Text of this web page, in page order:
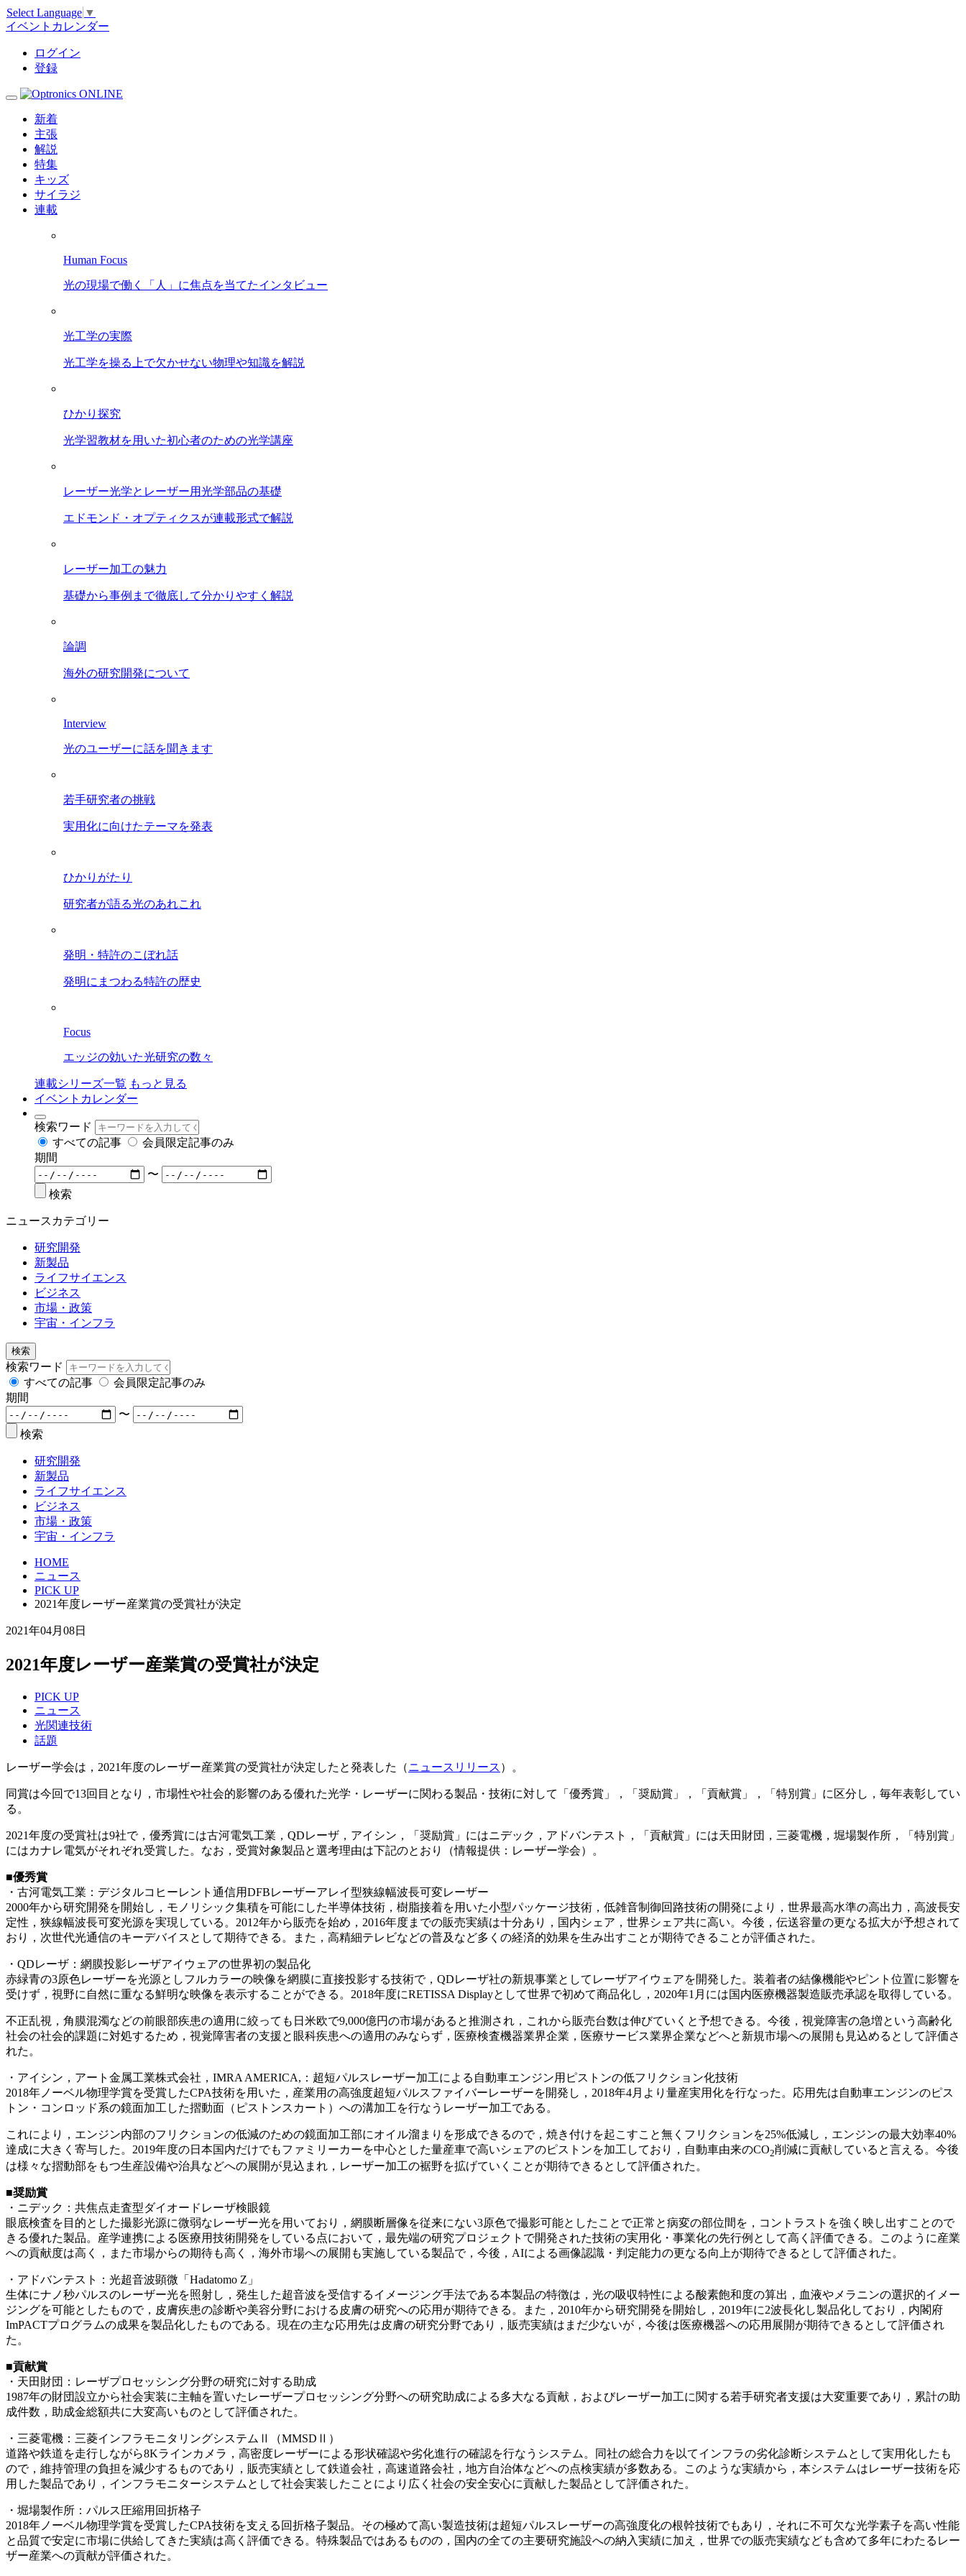
Select Language ▼
イベントカレンダー
ログイン
登録
新着
主張
解説
特集
キッズ
サイラジ
連載
Human Focus
光の現場で働く「人」に焦点を当てたインタビュー
光工学の実際
光工学を操る上で欠かせない物理や知識を解説
ひかり探究
光学習教材を用いた初心者のための光学講座
レーザー光学とレーザー用光学部品の基礎
エドモンド・オプティクスが連載形式で解説
レーザー加工の魅力
基礎から事例まで徹底して分かりやすく解説
論調
海外の研究開発について
Interview
光のユーザーに話を聞きます
若手研究者の挑戦
実用化に向けたテーマを発表
ひかりがたり
研究者が語る光のあれこれ
発明・特許のこぼれ話
発明にまつわる特許の歴史
Focus
エッジの効いた光研究の数々
連載シリーズ一覧 もっと見る
イベントカレンダー
検索ワード
すべての記事
会員限定記事のみ
期間
〜
検索
ニュースカテゴリー
研究開発
新製品
ライフサイエンス
ビジネス
市場・政策
宇宙・インフラ
検索
検索ワード
すべての記事
会員限定記事のみ
期間
〜
検索
研究開発
新製品
ライフサイエンス
ビジネス
市場・政策
宇宙・インフラ
HOME
ニュース
PICK UP
2021年度レーザー産業賞の受賞社が決定
2021年04月08日
2021年度レーザー産業賞の受賞社が決定
PICK UP
ニュース
光関連技術
話題
レーザー学会は，2021年度のレーザー産業賞の受賞社が決定したと発表した（ニュースリリース ）。
同賞は今回で13回目となり，市場性や社会的影響のある優れた光学・レーザーに関わる製品・技術に対して「優秀賞」，「奨励賞」，「貢献賞」，「特別賞」に区分し，毎年表彰してい
る。
2021年度の受賞社は9社で，優秀賞には古河電気工業，QDレーザ，アイシン，「奨励賞」にはニデック，アドバンテスト，「貢献賞」には天田財団，三菱電機，堀場製作所，「特別賞」
にはカナレ電気がそれぞれ受賞した。なお，受賞対象製品と選考理由は下記のとおり（情報提供：レーザー学会）。
■優秀賞
・古河電気工業：デジタルコヒーレント通信用DFBレーザーアレイ型狭線幅波長可変レーザー
2000年から研究開発を開始し，モノリシック集積を可能にした半導体技術，樹脂接着を用いた小型パッケージ技術，低雑音制御回路技術の開発により，世界最高水準の高出力，高波長安
定性，狭線幅波長可変光源を実現している。2012年から販売を始め，2016年度までの販売実績は十分あり，国内シェア，世界シェア共に高い。今後，伝送容量の更なる拡大が予想されて
おり，次世代光通信のキーデバイスとして期待できる。また，高精細テレビなどの普及など多くの経済的効果を生み出すことが期待できることが評価された。
・QDレーザ：網膜投影レーザアイウェアの世界初の製品化
赤緑青の3原色レーザーを光源としフルカラーの映像を網膜に直接投影する技術で，QDレーザ社の新規事業としてレーザアイウェアを開発した。装着者の結像機能やピント位置に影響を
受けず，視野に自然に重なる鮮明な映像を表示することができる。2018年度にRETISSA Displayとして世界で初めて商品化し，2020年1月には国内医療機器製造販売承認を取得している。
不正乱視，角膜混濁などの前眼部疾患の適用に絞っても日米欧で9,000億円の市場があると推測され，これから販売台数は伸びていくと予想できる。今後，視覚障害の急増という高齢化
社会の社会的課題に対処するため，視覚障害者の支援と眼科疾患への適用のみならず，医療検査機器業界企業，医療サービス業界企業などへと新規市場への展開も見込めるとして評価さ
れた。
・アイシン，アート金属工業株式会社，IMRA AMERICA,：超短パルスレーザー加工による自動車エンジン用ピストンの低フリクション化技術
2018年ノーベル物理学賞を受賞したCPA技術を用いた，産業用の高強度超短パルスファイバーレーザーを開発し，2018年4月より量産実用化を行なった。応用先は自動車エンジンのピス
トン・コンロッド系の鏡面加工した摺動面（ピストンスカート）への溝加工を行なうレーザー加工である。
これにより，エンジン内部のフリクションの低減のための鏡面加工部にオイル溜まりを形成できるので，焼き付けを起こすこと無くフリクションを25%低減し，エンジンの最大効率40%
達成に大きく寄与した。2019年度の日本国内だけでもファミリーカーを中心とした量産車で高いシェアのピストンを加工しており，自動車由来のCO2削減に貢献していると言える。今後
は様々な摺動部をもつ生産設備や治具などへの展開が見込まれ，レーザー加工の裾野を拡げていくことが期待できるとして評価された。
■奨励賞
・ニデック：共焦点走査型ダイオードレーザ検眼鏡
眼底検査を目的とした撮影光源に微弱なレーザー光を用いており，網膜断層像を従来にない3原色で撮影可能としたことで正常と病変の部位間を，コントラストを強く映し出すことので
きる優れた製品。産学連携による医療用技術開発をしている点において，最先端の研究プロジェクトで開発された技術の実用化・事業化の先行例として高く評価できる。このように産業
への貢献度は高く，また市場からの期待も高く，海外市場への展開も実施している製品で，今後，AIによる画像認識・判定能力の更なる向上が期待できるとして評価された。
・アドバンテスト：光超音波顕微「Hadatomo Z」
生体にナノ秒パルスのレーザー光を照射し，発生した超音波を受信するイメージング手法である本製品の特徴は，光の吸収特性による酸素飽和度の算出，血液やメラニンの選択的イメー
ジングを可能としたもので，皮膚疾患の診断や美容分野における皮膚の研究への応用が期待できる。また，2010年から研究開発を開始し，2019年に2波長化し製品化しており，内閣府
ImPACTプログラムの成果を製品化したものである。現在の主な応用先は皮膚の研究分野であり，販売実績はまだ少ないが，今後は医療機器への応用展開が期待できるとして評価され
た。
■貢献賞
・天田財団：レーザプロセッシング分野の研究に対する助成
1987年の財団設立から社会実装に主軸を置いたレーザープロセッシング分野への研究助成による多大なる貢献，およびレーザー加工に関する若手研究者支援は大変重要であり，累計の助
成件数，助成金総額共に大変高いものとして評価された。
・三菱電機：三菱インフラモニタリングシステムⅡ（MMSDⅡ）
道路や鉄道を走行しながら8Kラインカメラ，高密度レーザーによる形状確認や劣化進行の確認を行なうシステム。同社の総合力を以てインフラの劣化診断システムとして実用化したも
ので，維持管理の負担を減少するものであり，販売実績として鉄道会社，高速道路会社，地方自治体などへの点検実績が多数ある。このような実績から，本システムはレーザー技術を応
用した製品であり，インフラモニターシステムとして社会実装したことにより広く社会の安全安心に貢献した製品として評価された。
・堀場製作所：パルス圧縮用回折格子
2018年ノーベル物理学賞を受賞したCPA技術を支える回折格子製品。その極めて高い製造技術は超短パルスレーザーの高強度化の根幹技術でもあり，それに不可欠な光学素子を高い性能
と品質で安定に市場に供給してきた実績は高く評価できる。特殊製品ではあるものの，国内の全ての主要研究施設への納入実績に加え，世界での販売実績なども含めて多年にわたるレー
ザー産業への貢献が評価された。